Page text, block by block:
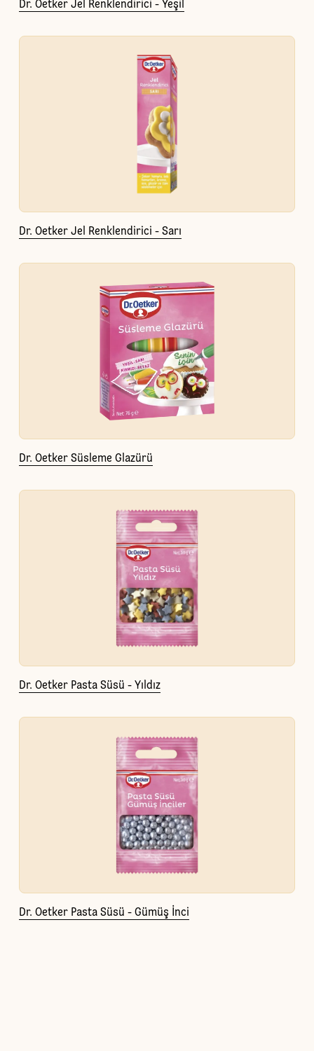
Dr. Oetker Jel Renklendirici - Yeşil
Dr. Oetker Jel Renklendirici - Sarı
Dr. Oetker Süsleme Glazürü
Dr. Oetker Pasta Süsü - Yıldız
Dr. Oetker Pasta Süsü - Gümüş İnci